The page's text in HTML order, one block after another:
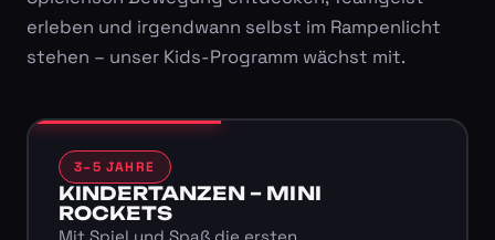
erleben und irgendwann selbst im Rampenlicht
stehen – unser Kids-Programm wächst mit.
3–5 JAHRE
KINDERTANZEN – MINI
ROCKETS